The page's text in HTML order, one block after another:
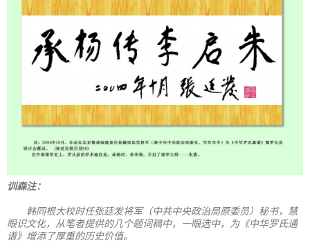
训森注：
韩同根大校时任张廷发将军（中共中央政治局原委员）秘书，慧
眼识文化，从笔者提供的几个题词稿中，一眼选中，为《中华罗氏通
谱》增添了厚重的历史价值。